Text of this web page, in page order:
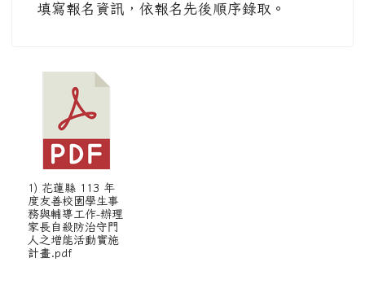
填寫報名資訊，依報名先後順序錄取。
1) 花蓮縣 113 年
度友善校園學生事
務與輔導工作-辦理
家長自殺防治守門
人之增能活動實施
計畫.pdf